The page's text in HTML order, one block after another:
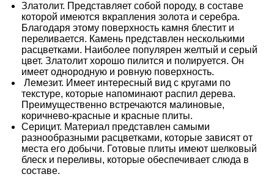
Златолит. Представляет собой породу, в составе
которой имеются вкрапления золота и серебра.
Благодаря этому поверхность камня блестит и
переливается. Камень представлен несколькими
расцветками. Наиболее популярен желтый и серый
цвет. Златолит хорошо пилится и полируется. Он
имеет однородную и ровную поверхность.
Лемезит. Имеет интересный вид с кругами по
текстуре, которые напоминают распил дерева.
Преимущественно встречаются малиновые,
коричнево-красные и красные плиты.
Серицит. Материал представлен самыми
разнообразными расцветками, которые зависят от
места его добычи. Готовые плиты имеют шелковый
блеск и переливы, которые обеспечивает слюда в
составе.